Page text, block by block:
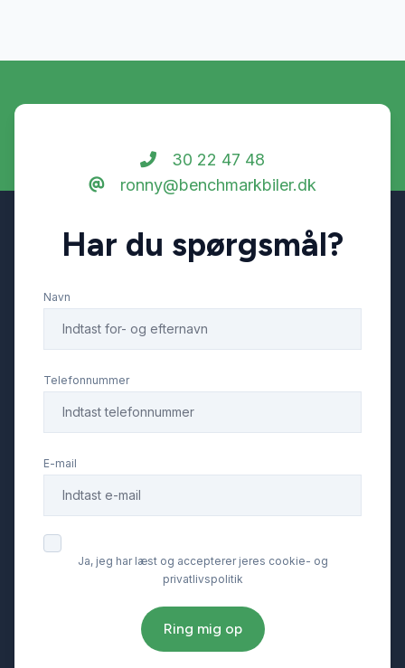
30 22 47 48
ronny@benchmarkbiler.dk
Har du spørgsmål?
Navn
Telefonnummer
E-mail
Ja, jeg har læst og accepterer jeres cookie- og
privatlivspolitik
Ring mig op